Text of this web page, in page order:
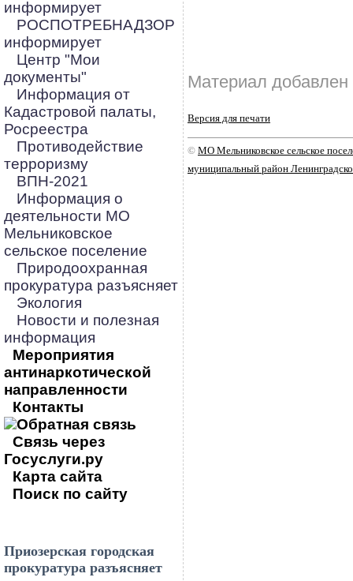
информирует
РОСПОТРЕБНАДЗОР
информирует
Центр "Мои
документы"
Информация от
Кадастровой палаты,
Росреестра
Противодействие
терроризму
ВПН-2021
Информация о
деятельности МО
Мельниковское
сельское поселение
Природоохранная
прокуратура разъясняет
Экология
Новости и полезная
информация
Мероприятия
антинаркотической
направленности
Контакты
Обратная связь
Связь через
Госуслуги.ру
Карта сайта
Поиск по сайту
Приозерская городская
прокуратура разъясняет
Материал добавлен
Версия для печати
© МО Мельниковское сельское
муниципальный район